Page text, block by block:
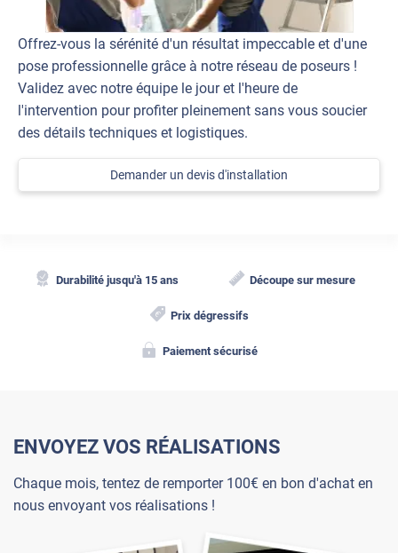
Offrez-vous la sérénité d'un résultat impeccable et d'une
pose professionnelle grâce à notre réseau de poseurs !
Validez avec notre équipe le jour et l'heure de
l'intervention pour profiter pleinement sans vous soucier
des détails techniques et logistiques.
Demander un devis d'installation
Durabilité jusqu'à 15 ans Découpe sur mesure
Prix dégressifs
Paiement sécurisé
ENVOYEZ VOS RÉALISATIONS
Chaque mois, tentez de remporter 100€ en bon d'achat en
nous envoyant vos réalisations !